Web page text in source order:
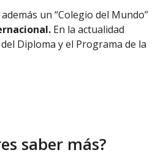
un “Colegio del Mundo”
En la actualidad
Diploma y el Programa de la
saber más?